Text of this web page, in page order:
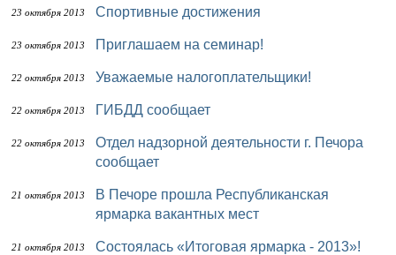
23 октября 2013 Спортивные достижения
23 октября 2013 Приглашаем на семинар!
22 октября 2013 Уважаемые налогоплательщики!
22 октября 2013 ГИБДД сообщает
22 октября 2013
Отдел надзорной деятельности г. Печора
сообщает
21 октября 2013
В Печоре прошла Республиканская
ярмарка вакантных мест
21 октября 2013 Состоялась «Итоговая ярмарка - 2013»!